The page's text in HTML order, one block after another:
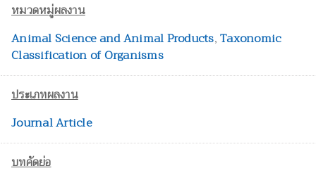
หมวดหมู่ผลงาน
Animal Science and Animal Products,Taxonomic
Classification of Organisms
ประเภทผลงาน
Journal Article
บทคัดย่อ